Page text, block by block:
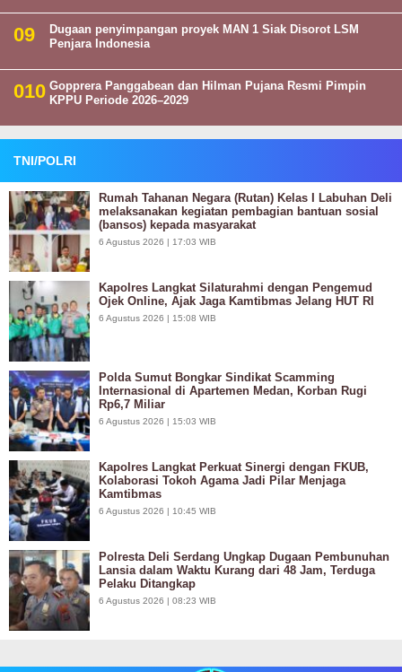
Dugaan penyimpangan proyek MAN 1 Siak Disorot LSM
Penjara Indonesia
Gopprera Panggabean dan Hilman Pujana Resmi Pimpin
KPPU Periode 2026–2029
TNI/POLRI
Rumah Tahanan Negara (Rutan) Kelas I Labuhan Deli
melaksanakan kegiatan pembagian bantuan sosial
(bansos) kepada masyarakat
6 Agustus 2026 | 17:03 WIB
Kapolres Langkat Silaturahmi dengan Pengemud
Ojek Online, Ajak Jaga Kamtibmas Jelang HUT RI
6 Agustus 2026 | 15:08 WIB
Polda Sumut Bongkar Sindikat Scamming
Internasional di Apartemen Medan, Korban Rugi
Rp6,7 Miliar
6 Agustus 2026 | 15:03 WIB
Kapolres Langkat Perkuat Sinergi dengan FKUB,
Kolaborasi Tokoh Agama Jadi Pilar Menjaga
Kamtibmas
6 Agustus 2026 | 10:45 WIB
Polresta Deli Serdang Ungkap Dugaan Pembunuhan
Lansia dalam Waktu Kurang dari 48 Jam, Terduga
Pelaku Ditangkap
6 Agustus 2026 | 08:23 WIB